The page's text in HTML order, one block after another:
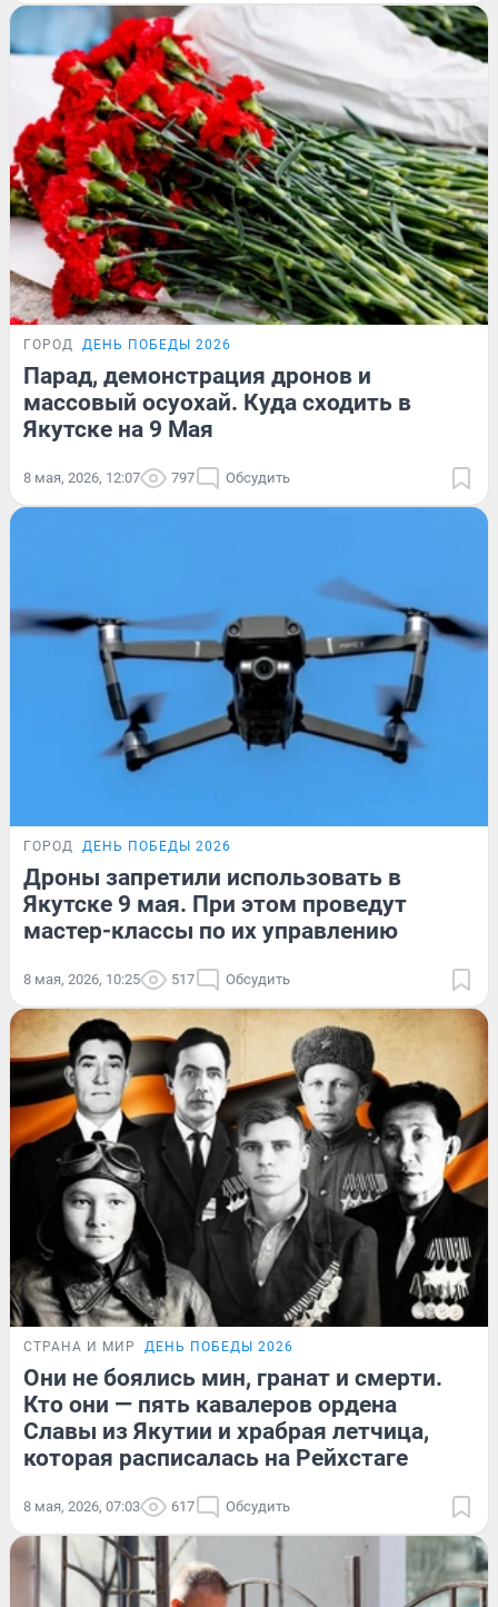
ГОРОД ДЕНЬ ПОБЕДЫ 2026
Парад, демонстрация дронов и
массовый осуохай. Куда сходить в
Якутске на 9 Мая
8 мая, 2026, 12:07 797 Обсудить
ГОРОД ДЕНЬ ПОБЕДЫ 2026
Дроны запретили использовать в
Якутске 9 мая. При этом проведут
мастер-классы по их управлению
8 мая, 2026, 10:25 517 Обсудить
СТРАНА И МИР ДЕНЬ ПОБЕДЫ 2026
Они не боялись мин, гранат и смерти.
Кто они — пять кавалеров ордена
Славы из Якутии и храбрая летчица,
которая расписалась на Рейхстаге
8 мая, 2026, 07:03 617 Обсудить